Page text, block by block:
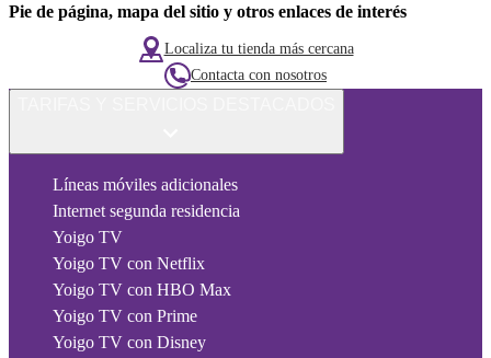
Pie de página, mapa del sitio y otros enlaces de interés
Localiza tu tienda más cercana
Contacta con nosotros
Líneas móviles adicionales
Internet segunda residencia
Yoigo TV
Yoigo TV con Netflix
Yoigo TV con HBO Max
Yoigo TV con Prime
Yoigo TV con Disney